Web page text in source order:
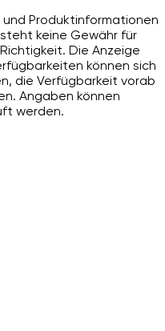
Produktinformationen
keine Gewähr für
Die Anzeige
können sich
die Verfügbarkeit vorab
Angaben können
werden.